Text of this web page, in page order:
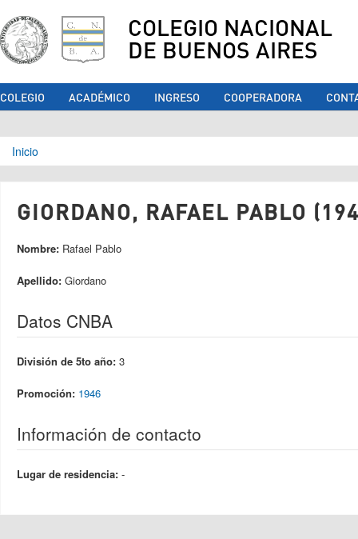
COLEGIO NACIONAL
DE BUENOS AIRES
COLEGIO ACADÉMICO INGRESO COOPERADORA
Se encuentra usted aquí
Inicio
GIORDANO, RAFAEL PABLO
Nombre: Rafael Pablo
Apellido: Giordano
Datos CNBA
División de 5to año: 3
Promoción: 1946
Información de contacto
Lugar de residencia: -